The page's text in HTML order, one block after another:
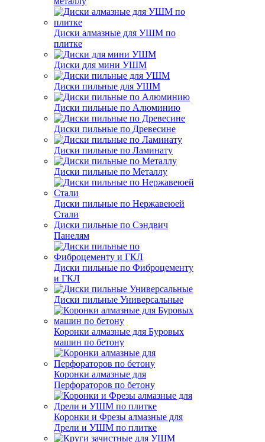
Диски алмазные для УШМ по
плитке
Диски для мини УШМ
Диски пильные для УШМ
Диски пильные по Алюминию
Диски пильные по Древесине
Диски пильные по Ламинату
Диски пильные по Металлу
Диски пильные по Нержавеюей
Стали
Диски пильные по Сэндвич
Панелям
Диски пильные по Фиброцементу
и ГКЛ
Диски пильные Универсальные
Коронки алмазные для Буровых
машин по бетону
Коронки алмазные для
Перфораторов по бетону
Коронки и Фрезы алмазные для
Дрели и УШМ по плитке